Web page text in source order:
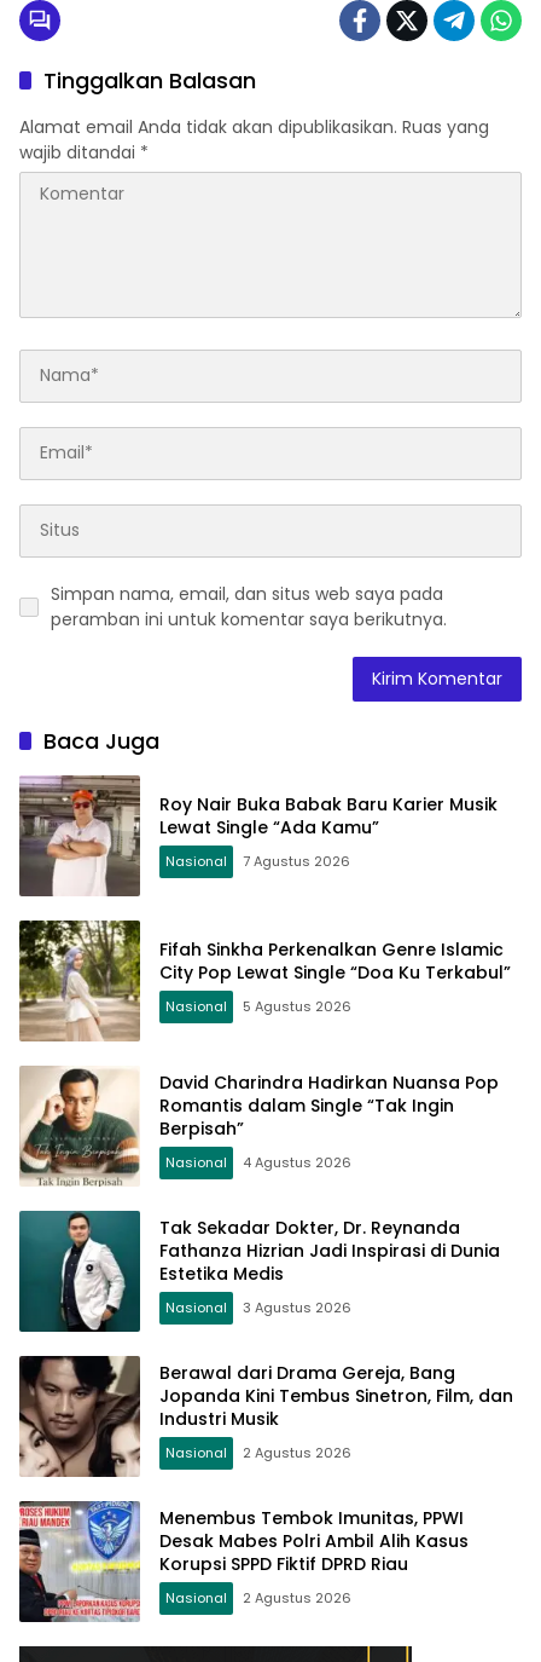
Tinggalkan Balasan
Alamat email Anda tidak akan dipublikasikan. Ruas yang
wajib ditandai *
Simpan nama, email, dan situs web saya pada
peramban ini untuk komentar saya berikutnya.
Baca Juga
Roy Nair Buka Babak Baru Karier Musik
Lewat Single “Ada Kamu”
Nasional 7 Agustus 2026
Fifah Sinkha Perkenalkan Genre Islamic
City Pop Lewat Single “Doa Ku Terkabul”
Nasional 5 Agustus 2026
David Charindra Hadirkan Nuansa Pop
Romantis dalam Single “Tak Ingin
Berpisah”
Nasional 4 Agustus 2026
Tak Sekadar Dokter, Dr. Reynanda
Fathanza Hizrian Jadi Inspirasi di Dunia
Estetika Medis
Nasional 3 Agustus 2026
Berawal dari Drama Gereja, Bang
Jopanda Kini Tembus Sinetron, Film, dan
Industri Musik
Nasional 2 Agustus 2026
Menembus Tembok Imunitas, PPWI
Desak Mabes Polri Ambil Alih Kasus
Korupsi SPPD Fiktif DPRD Riau
Nasional 2 Agustus 2026